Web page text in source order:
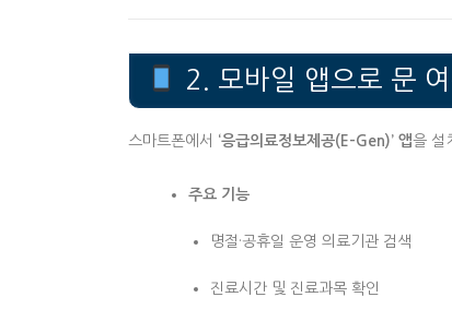
2. 모바일 앱으로 문
스마트폰에서 ‘응급의료정보제공(E-Gen)’ 앱을 설
주요 기능
명절·공휴일 운영 의료기관 검색
진료시간 및 진료과목 확인